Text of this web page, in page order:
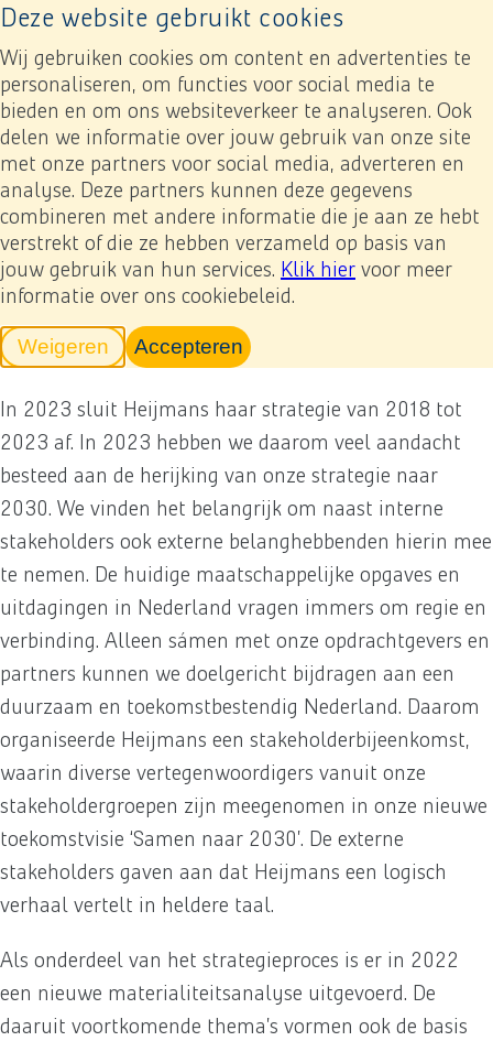
Deze website gebruikt cookies
Wij gebruiken cookies om content en advertenties te
personaliseren, om functies voor social media te
bieden en om ons websiteverkeer te analyseren. Ook
delen we informatie over jouw gebruik van onze site
met onze partners voor social media, adverteren en
analyse. Deze partners kunnen deze gegevens
combineren met andere informatie die je aan ze hebt
verstrekt of die ze hebben verzameld op basis van
jouw gebruik van hun services. Klik hier voor meer
informatie over ons cookiebeleid.
Weigerentracking scripts
Accepterentracking scripts, de pagina zal
Naar home pagina
Jaarverslag 2023
In gesprek met stakeholders
Externe belanghebbenden meenemen in onze toekomstvisie 2030
Externe belanghebbenden
meenemen in onze
toekomstvisie 2030
In 2023 sluit Heijmans haar strategie van 2018 tot
2023 af. In 2023 hebben we daarom veel aandacht
besteed aan de herijking van onze strategie naar
2030. We vinden het belangrijk om naast interne
stakeholders ook externe belanghebbenden hierin mee
te nemen. De huidige maatschappelijke opgaves en
uitdagingen in Nederland vragen immers om regie en
verbinding. Alleen sámen met onze opdrachtgevers en
partners kunnen we doelgericht bijdragen aan een
duurzaam en toekomstbestendig Nederland. Daarom
organiseerde Heijmans een stakeholderbijeenkomst,
waarin diverse vertegenwoordigers vanuit onze
stakeholdergroepen zijn meegenomen in onze nieuwe
toekomstvisie ‘Samen naar 2030’. De externe
stakeholders gaven aan dat Heijmans een logisch
verhaal vertelt in heldere taal.
Als onderdeel van het strategieproces is er in 2022
een nieuwe materialiteitsanalyse uitgevoerd. De
daaruit voortkomende thema’s vormen ook de basis
PreviousNext Toevoegen mijn verslag